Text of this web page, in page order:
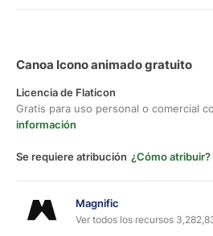
Canoa Icono animado gratuito
Licencia de Flaticon
Gratis para uso personal o comercial
información
Se requiere atribución ¿Cómo atribuir?
Magnific
Ver todos los recursos